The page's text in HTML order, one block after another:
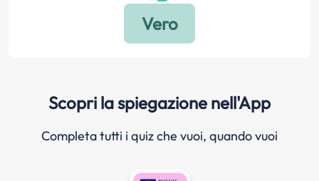
Scopri la spiegazione nell'App
Completa tutti i quiz che vuoi, quando vuoi